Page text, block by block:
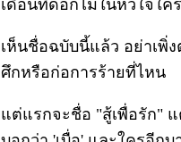
เดือนที่ดอกไม้ในหัวใจใค
เห็นชื่อฉบับนี้แล้ว อย่าเพิ่
ศึกหรือก่อการร้ายที่ไหน
แต่แรกจะชื่อ "สู้เพื่อรัก"